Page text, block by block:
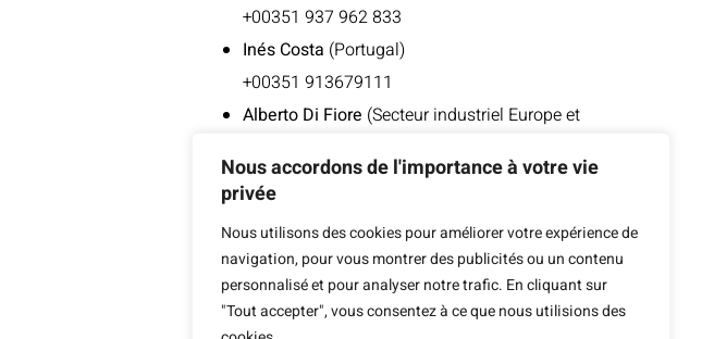
Nous accordons de l'importance à votre vie
privée
Nous utilisons des cookies pour améliorer votre expérience de
navigation, pour vous montrer des publicités ou un contenu
personnalisé et pour analyser notre trafic. En cliquant sur
"Tout accepter", vous consentez à ce que nous utilisions des
+00351 937 962 833
Inés Costa (Portugal)
+00351 913679111
Alberto Di Fiore (Secteur industriel Europe et
611 059 650
Europe francophone)
676 496 952
+00212 668 413 753